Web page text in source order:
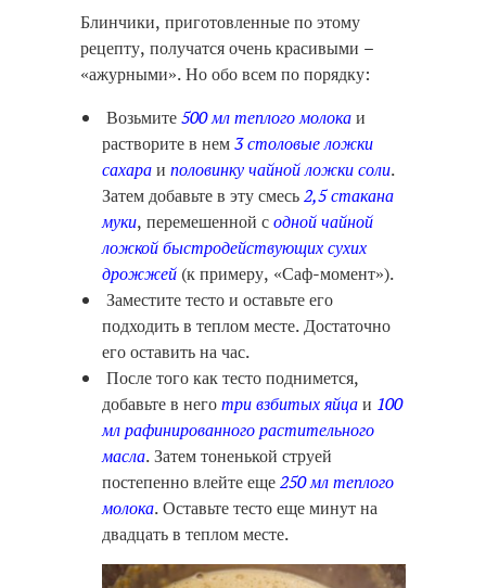
Блинчики, приготовленные по этому
рецепту, получатся очень красивыми –
«ажурными». Но обо всем по порядку:
Возьмите500 мл теплого молокаи
растворите в нем3 столовые ложки
сахараи половинку чайной ложки соли.
Затем добавьте в эту смесь2,5 стакана
муки, перемешенной содной чайной
ложкой быстродействующих сухих
дрожжей (к примеру, «Саф-момент»).
Заместите тесто и оставьте его
подходить в теплом месте. Достаточно
его оставить на час.
После того как тесто поднимется,
добавьте в неготри взбитых яйцаи 100
мл рафинированного растительного
масла. Затем тоненькой струей
постепенно влейте еще250 мл теплого
молока. Оставьте тесто еще минут на
двадцать в теплом месте.